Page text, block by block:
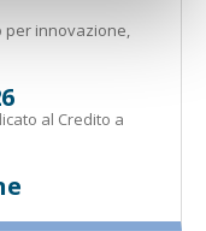
per innovazione,
al Credito a